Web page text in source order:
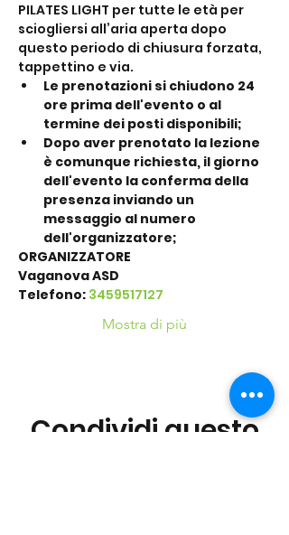
PILATES LIGHT per tutte le età per
sciogliersi all’aria aperta dopo
questo periodo di chiusura forzata,
tappettino e via.
Le prenotazioni si chiudono 24
ore prima dell'evento o al
termine dei posti disponibili;
Dopo aver prenotato la lezione
è comunque richiesta, il giorno
dell'evento la conferma della
presenza inviando un
messaggio al numero
dell'organizzatore;
ORGANIZZATORE
Vaganova ASD
Telefono: 3459517127
Mostra di più
Condividi questo